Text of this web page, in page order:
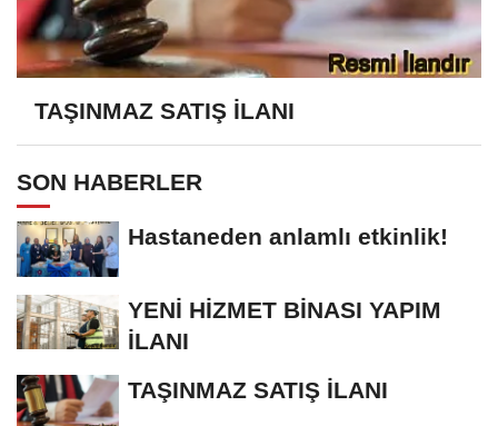
TAŞINMAZ SATIŞ İLANI
SON HABERLER
Hastaneden anlamlı etkinlik!
YENİ HİZMET BİNASI YAPIM
İLANI
TAŞINMAZ SATIŞ İLANI